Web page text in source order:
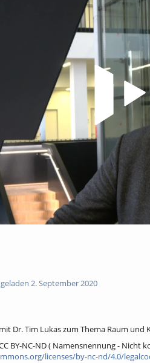
2. September 2020
Dr. Tim Lukas zum Thema Raum und
BY-NC-ND ( Namensnennung - Nicht
licenses/by-nc-nd/4.0/